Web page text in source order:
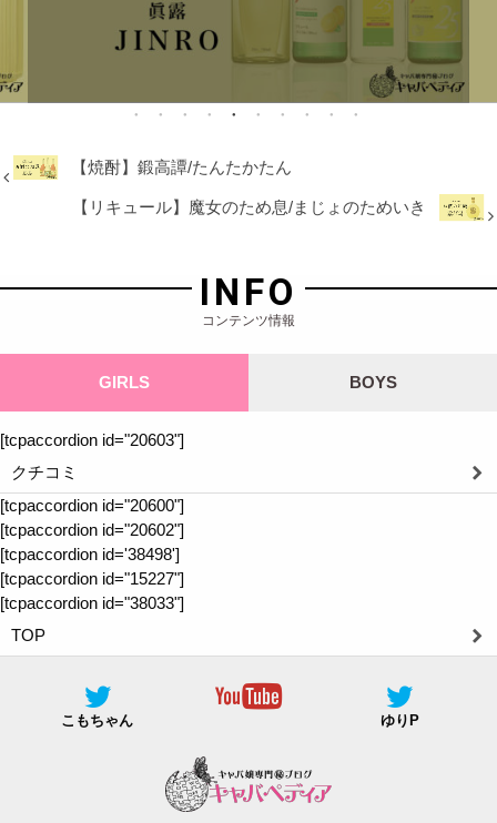
【焼酎】鍛高譚/たんたかたん
【リキュール】魔女のため息/まじょのためいき
INFO
コンテンツ情報
GIRLS BOYS
[tcpaccordion id="20603"]
クチコミ
[tcpaccordion id="20600"]
[tcpaccordion id="20602"]
[tcpaccordion id='38498']
[tcpaccordion id="15227"]
[tcpaccordion id="38033"]
TOP
こもちゃん ゆりP